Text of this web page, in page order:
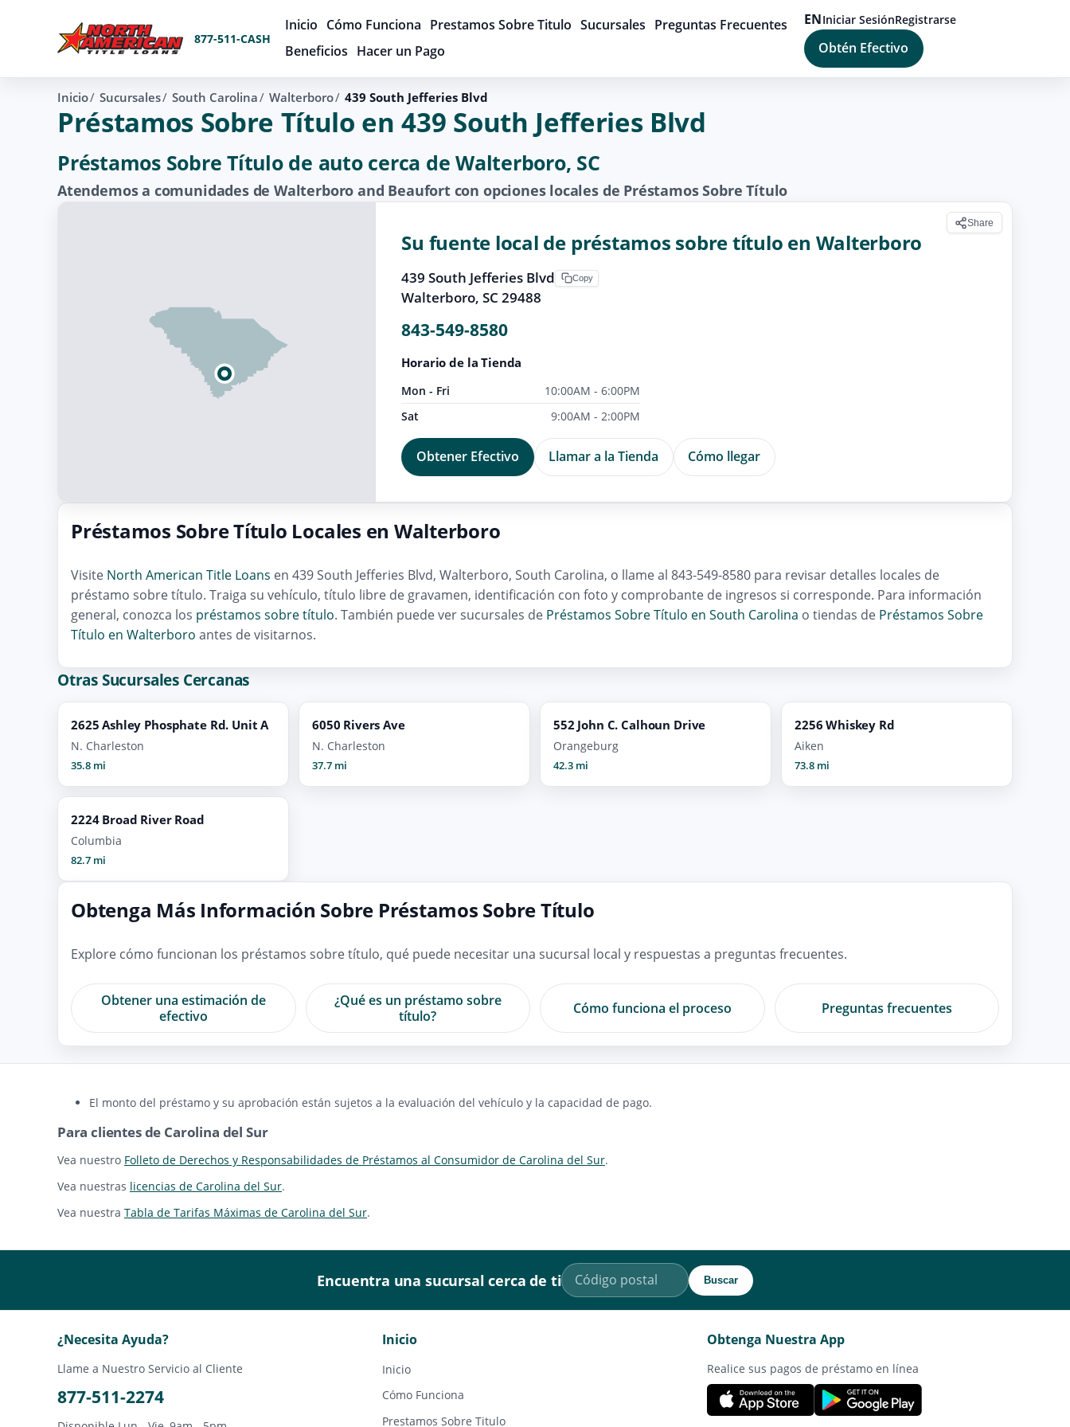
877-511-CASH
Inicio Cómo Funciona Prestamos Sobre Titulo Sucursales Preguntas Frecuentes
Beneficios Hacer un Pago
ENIniciar SesiónRegistrarse
Obtén Efectivo
Inicio Sucursales South Carolina Walterboro 439 South Jefferies Blvd
Préstamos Sobre Título en 439 South Jefferies Blvd
Préstamos Sobre Título de auto cerca de Walterboro, SC
Atendemos a comunidades de Walterboro and Beaufort con opciones locales de Préstamos Sobre Título
Share
Su fuente local de préstamos sobre título en Walterboro
439 South Jefferies Blvd
Walterboro, SC 29488
Copy
843-549-8580
Horario de la Tienda
Mon - Fri
10:00AM - 6:00PM
Sat
9:00AM - 2:00PM
Obtener Efectivo Llamar a la Tienda Cómo llegar
Préstamos Sobre Título Locales en Walterboro
Visite North American Title Loans en 439 South Jefferies Blvd, Walterboro, South Carolina, o llame al 843-549-8580 para revisar detalles locales de
préstamo sobre título. Traiga su vehículo, título libre de gravamen, identificación con foto y comprobante de ingresos si corresponde. Para información
general, conozca los préstamos sobre título. También puede ver sucursales de Préstamos Sobre Título en South Carolina o tiendas de Préstamos Sobre
Título en Walterboro antes de visitarnos.
Otras Sucursales Cercanas
2625 Ashley Phosphate Rd. Unit A
N. Charleston
35.8 mi
6050 Rivers Ave
N. Charleston
37.7 mi
552 John C. Calhoun Drive
Orangeburg
42.3 mi
2256 Whiskey Rd
Aiken
73.8 mi
2224 Broad River Road
Columbia
82.7 mi
Obtenga Más Información Sobre Préstamos Sobre Título
Explore cómo funcionan los préstamos sobre título, qué puede necesitar una sucursal local y respuestas a preguntas frecuentes.
Obtener una estimación de
efectivo
¿Qué es un préstamo sobre
título?
Cómo funciona el proceso Preguntas frecuentes
El monto del préstamo y su aprobación están sujetos a la evaluación del vehículo y la capacidad de pago.
Para clientes de Carolina del Sur
Vea nuestro Folleto de Derechos y Responsabilidades de Préstamos al Consumidor de Carolina del Sur.
Vea nuestras licencias de Carolina del Sur.
Vea nuestra Tabla de Tarifas Máximas de Carolina del Sur.
Encuentra una sucursal cerca de ti Buscar
¿Necesita Ayuda?
Llame a Nuestro Servicio al Cliente
877-511-2274
Inicio
Inicio
Cómo Funciona
Prestamos Sobre Titulo
Obtenga Nuestra App
Realice sus pagos de préstamo en línea